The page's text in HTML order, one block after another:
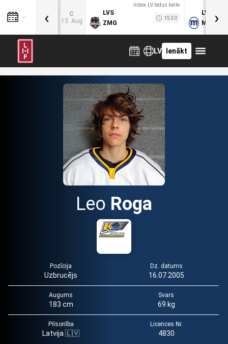
C
13. Aug
Inbox.LV ledus halle
LVS
ZMG
15:30
LVB
MOG
‹ ›
LV Ienākt
Leo Roga
Pozīcija
Uzbrucējs
Dz. datums
16.07.2005
Augums
183 cm
Svars
69 kg
Pilsonība
Latvija 🇱🇻
Licences Nr.
4830